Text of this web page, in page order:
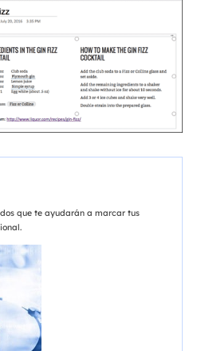
que te ayudarán a marcar tus